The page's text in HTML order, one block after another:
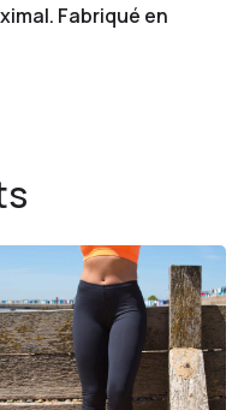
Fabriqué en